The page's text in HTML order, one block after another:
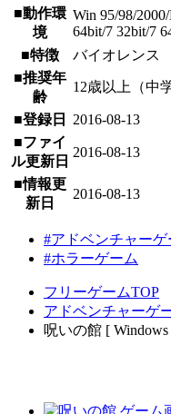
■動作環
境
Win 95/98/
64bit/7 32bit/7
■特徴
バイオレンス
■推奨年
齢
12歳以上（中
■登録日
2016-08-13
■ファイ
ル更新日
2016-08-13
■情報更
新日
2016-08-13
#アドベンチャーゲ
#ホラーゲーム
フリーゲームTOP
アドベンチャーゲ
呪いの館 [